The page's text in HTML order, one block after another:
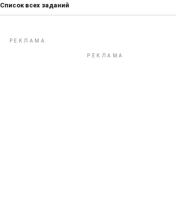
Список всех заданий